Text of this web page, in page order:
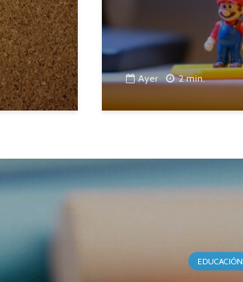
Ayer 2 min.
EDUCACIÓN